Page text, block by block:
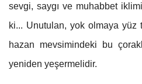
sevgi, saygı ve muhabbet
ki... Unutulan, yok olmaya
hazan mevsimindeki bu
yeniden yeşermelidir.